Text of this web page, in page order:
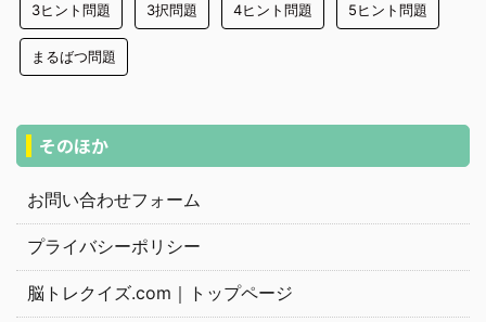
3ヒント問題 3択問題 4ヒント問題 5ヒント問題
まるばつ問題
そのほか
お問い合わせフォーム
プライバシーポリシー
脳トレクイズ.com｜トップページ